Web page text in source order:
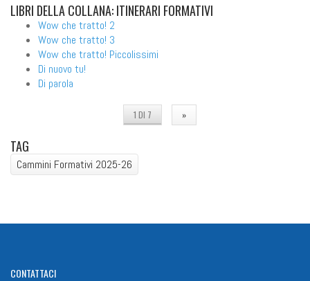
LIBRI DELLA COLLANA: ITINERARI FORMATIVI
Wow che tratto! 2
Wow che tratto! 3
Wow che tratto! Piccolissimi
Di nuovo tu!
Di parola
1 DI 7 »
TAG
Cammini Formativi 2025-26
CONTATTACI